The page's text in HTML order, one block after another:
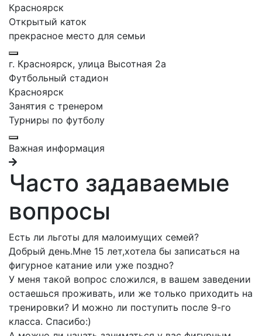
Красноярск
Открытый каток
прекрасное место для семьи
г. Красноярск, улица Высотная 2a
Футбольный стадион
Красноярск
Занятия с тренером
Турниры по футболу
Важная информация
Часто задаваемые
вопросы
Есть ли льготы для малоимущих семей?
Добрый день.Мне 15 лет,хотела бы записаться на
фигурное катание или уже поздно?
У меня такой вопрос сложился, в вашем заведении
остаешься проживать, или же только приходить на
тренировки? И можно ли поступить после 9-го
класса. Спасибо:)